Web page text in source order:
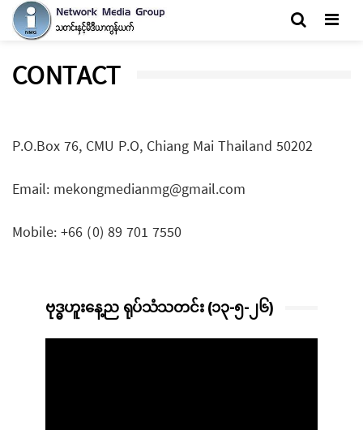
CONTACT
P.O.Box 76, CMU P.O, Chiang Mai Thailand 50202
Email: mekongmedianmg@gmail.com
Mobile: +66 (0) 89 701 7550
ဗုဒ္ဓဟူးနေ့ည ရုပ်သံသတင်း (၁၃-၅-၂၆)